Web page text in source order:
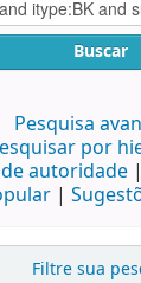
Buscar
Pesquisa
por
autoridade
Filtre sua